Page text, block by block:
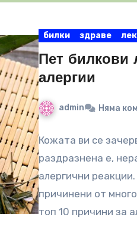
билки здраве лек
Пет билкови
алергии
admin Няма
Кожата ви се
раздразнена е,
алергични
причинени от
топ 10 причини за